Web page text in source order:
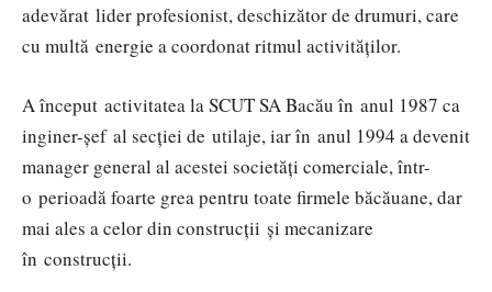
adevărat lider profesionist, deschizător de drumuri, care
cu multă energie a coordonat ritmul activităților.
A început activitatea la SCUT SA Bacău în anul 1987 ca
inginer-șef al secției de utilaje, iar în anul 1994 a devenit
manager general al acestei societăți comerciale, într-
o perioadă foarte grea pentru toate firmele băcăuane, dar
mai ales a celor din construcții și mecanizare
în construcții.